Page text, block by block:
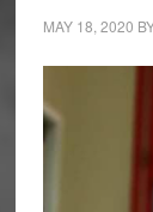
MAY 18, 2020